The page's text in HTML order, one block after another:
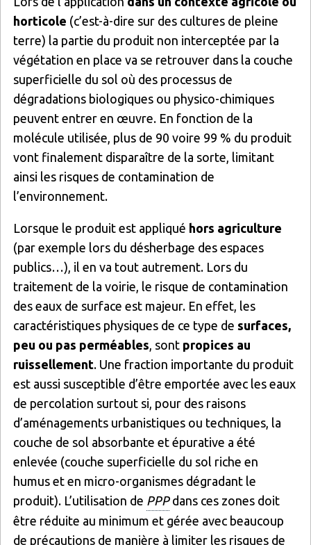
horticole (c’est-à-dire sur des cultures de pleine
terre) la partie du produit non interceptée par la
végétation en place va se retrouver dans la couche
superficielle du sol où des processus de
dégradations biologiques ou physico-chimiques
peuvent entrer en œuvre. En fonction de la
molécule utilisée, plus de 90 voire 99 % du produit
vont finalement disparaître de la sorte, limitant
ainsi les risques de contamination de
l’environnement.
Lorsque le produit est appliqué hors agriculture
(par exemple lors du désherbage des espaces
publics…), il en va tout autrement. Lors du
traitement de la voirie, le risque de contamination
des eaux de surface est majeur. En effet, les
caractéristiques physiques de ce type de surfaces,
peu ou pas perméables , sont propices au
ruissellement. Une fraction importante du produit
est aussi susceptible d’être emportée avec les eaux
de percolation surtout si, pour des raisons
d’aménagements urbanistiques ou techniques, la
couche de sol absorbante et épurative a été
enlevée (couche superficielle du sol riche en
humus et en micro-organismes dégradant le
produit). L’utilisation de PPPdans ces zones doit
être réduite au minimum et gérée avec beaucoup
de précautions de manière à limiter les risques de